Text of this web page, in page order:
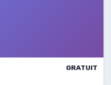
GRATUIT